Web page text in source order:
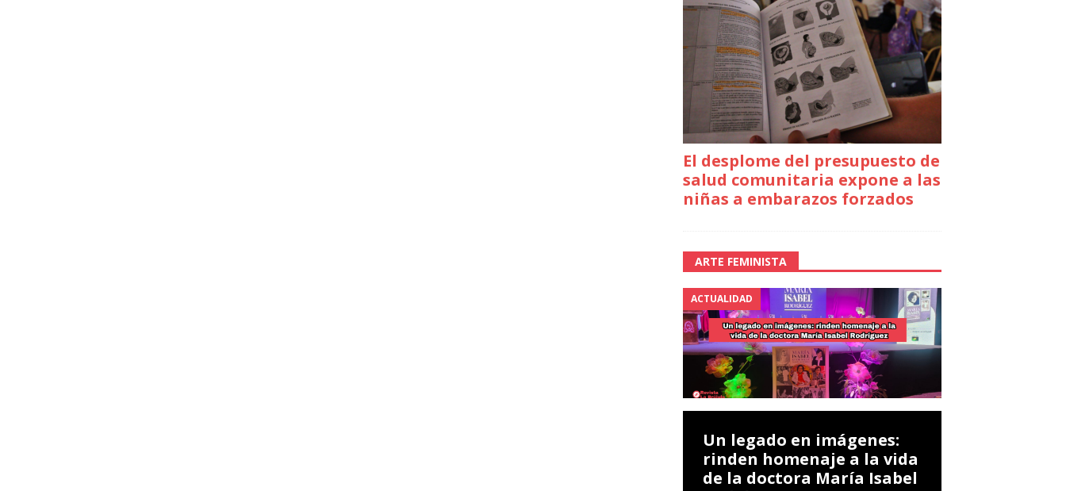
El desplome del presupuesto de
salud comunitaria expone a las
niñas a embarazos forzados
ARTE FEMINISTA
ACTUALIDAD
Un legado en imágenes:
rinden homenaje a la vida
de la doctora María Isabel